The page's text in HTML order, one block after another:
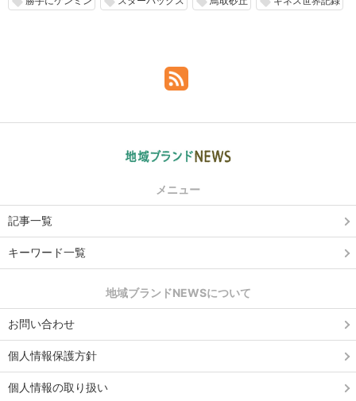
メニュー
記事一覧
キーワード一覧
地域ブランドNEWSについて
お問い合わせ
個人情報保護方針
個人情報の取り扱い